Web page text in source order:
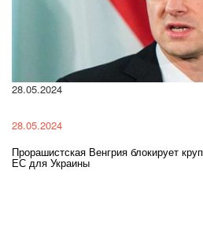
28.05.2024
28.05.2024
Прорашистская Венгрия блокирует
ЕС для Украины